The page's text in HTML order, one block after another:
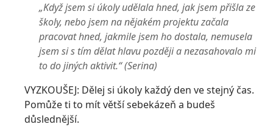
„Když jsem si úkoly udělala hned, jak jsem přišla ze
školy, nebo jsem na nějakém projektu začala
pracovat hned, jakmile jsem ho dostala, nemusela
jsem si s tím dělat hlavu později a nezasahovalo mi
to do jiných aktivit.“ (Serina)
VYZKOUŠEJ: Dělej si úkoly každý den ve stejný čas.
Pomůže ti to mít větší sebekázeň a budeš
důslednější.